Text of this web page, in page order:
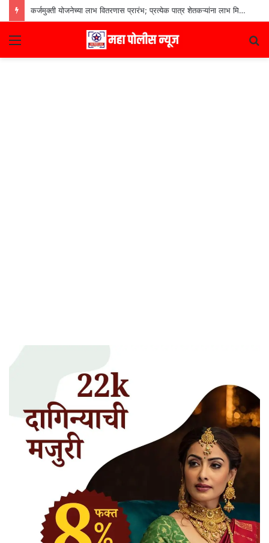
कर्जमुक्ती योजनेच्या लाभ वितरणास प्रारंभ; प्रत्येक पात्र शेतकऱ्यांना लाभ मिळणार– मुख्यमंत्री देवेंद्र फडणवीस
Menu